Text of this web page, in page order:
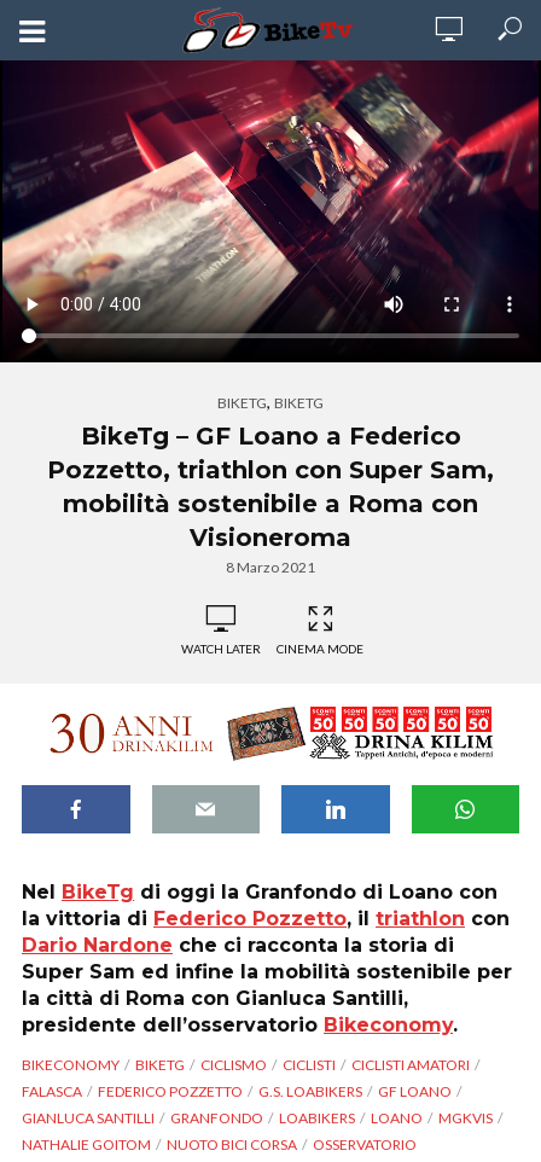
BIKETG, BIKETG
BikeTg – GF Loano a Federico
Pozzetto, triathlon con Super Sam,
mobilità sostenibile a Roma con
Visioneroma
8 Marzo 2021
WATCH LATER CINEMA MODE
Nel BikeTg di oggi la Granfondo di Loano con
la vittoria di Federico Pozzetto, il triathlon con
Dario Nardone che ci racconta la storia di
Super Sam ed infine la mobilità sostenibile per
la città di Roma con Gianluca Santilli,
presidente dell’osservatorio Bikeconomy.
BIKECONOMY BIKETG CICLISMO CICLISTI
CICLISTI AMATORI
FALASCA
FEDERICO POZZETTO G.S. LOABIKERS
GF LOANO
GIANLUCA SANTILLI
GRANFONDO LOABIKERS LOANO
MGKVIS
NATHALIE GOITOM
NUOTO BICI CORSA
OSSERVATORIO